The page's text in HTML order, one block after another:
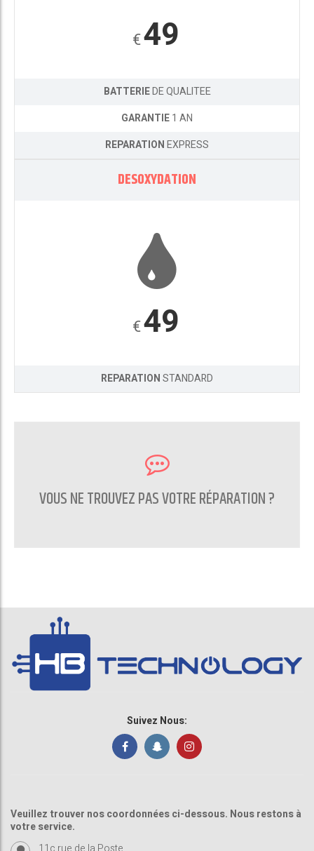
€49
BATTERIEDE QUALITEE
GARANTIE1 AN
REPARATIONEXPRESS
DESOXYDATION
€49
REPARATIONSTANDARD
VOUS NE TROUVEZ PAS VOTRE RÉPARATION ?
CONTACTEZ NOUS
Suivez Nous:
Veuillez trouver nos coordonnées ci-dessous. Nous restons à
votre service.